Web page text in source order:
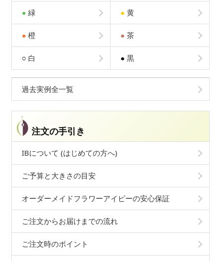
● 緑 ● 黄
● 橙 ● 茶
○ 白 ● 黒
過去実例全一覧
注文の手引き
IBについて (はじめての方へ)
ご予算と大きさの目安
オーダーメイドフラワーアイビーの安心保証
ご注文からお届けまでの流れ
ご注文時のポイント